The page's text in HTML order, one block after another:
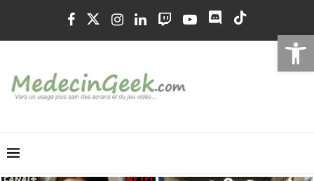
Ouvrir